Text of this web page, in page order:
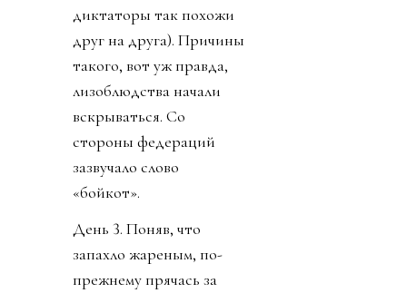
диктаторы так похожи
друг на друга). Причины
такого, вот уж правда,
лизоблюдства начали
вскрываться. Со
стороны федераций
зазвучало слово
«бойкот».
День 3. Поняв, что
запахло жареным, по-
прежнему прячась за